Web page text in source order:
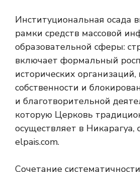
Институциональная осада
рамки средств массовой
образовательной сферы:
включает формальный
исторических
собственности и
и благотворительной
которую Церковь
осуществляет в Никарагуа,
elpais.com.
Сочетание